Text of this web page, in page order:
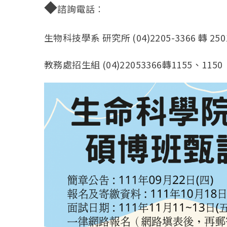
◆諮詢電話︰
生物科技學系 研究所 (04)2205-3366 轉
教務處招生組 (04)22053366轉1155、1150